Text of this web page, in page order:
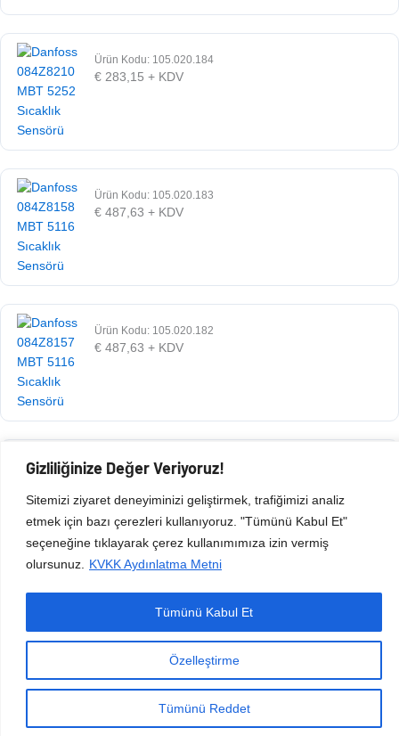
Gizliliğinize Değer Veriyoruz!
Sitemizi ziyaret deneyiminizi geliştirmek, trafiğimizi analiz
etmek için bazı çerezleri kullanıyoruz. "Tümünü Kabul Et"
seçeneğine tıklayarak çerez kullanımımıza izin vermiş
olursunuz.
KVKK Aydınlatma Metni
Özelleştirme
Tümünü Reddet
Tümünü Kabul Et
Ürün Kodu: 105.020.184
€ 283,15 + KDV
Ürün Kodu: 105.020.183
€ 487,63 + KDV
Ürün Kodu: 105.020.182
€ 487,63 + KDV
Ürün Kodu: 105.020.181